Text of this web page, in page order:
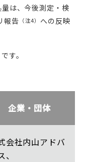
は、今後測定・検
報告 （注4） への反映
す。
企業・団体
会社内山アドバ
、